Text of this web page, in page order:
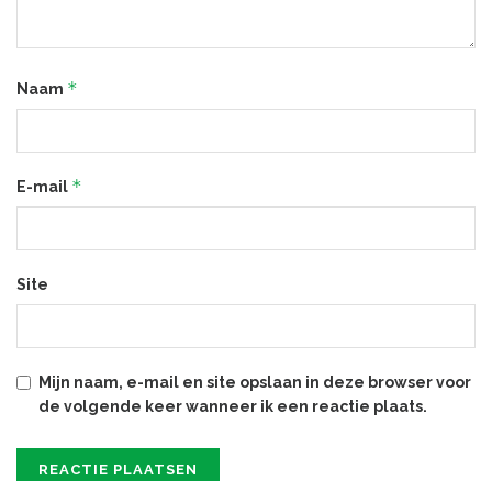
Naam *
E-mail *
Site
Mijn naam, e-mail en site opslaan in deze browser voor
de volgende keer wanneer ik een reactie plaats.